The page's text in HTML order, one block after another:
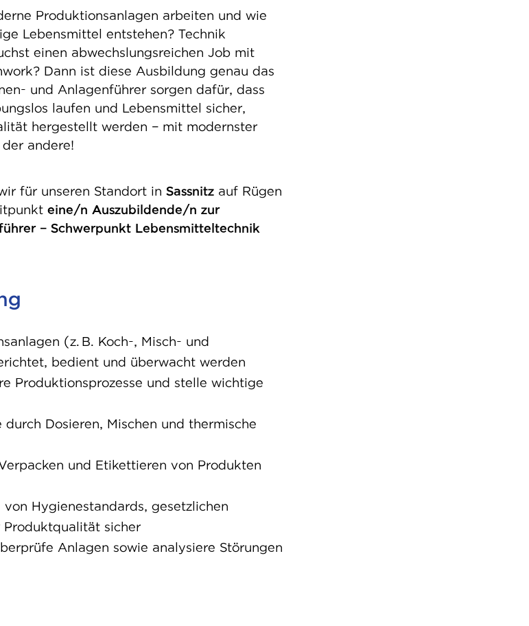
Produktionsanlagen arbeiten und wie
Lebensmittel entstehen? Technik
einen abwechslungsreichen Job mit
Dann ist diese Ausbildung genau das
und Anlagenführer sorgen dafür, dass
laufen und Lebensmittel sicher,
hergestellt werden – mit modernster
andere!
für unseren Standort in Sassnitzauf Rügen
eine/n Auszubildende/n zur
– Schwerpunkt Lebensmitteltechnik
(z.B. Koch-, Misch- und
bedient und überwacht werden
Produktionsprozesse und stelle wichtige
Dosieren, Mischen und thermische
und Etikettieren von Produkten
Hygienestandards, gesetzlichen
sicher
Anlagen sowie analysiere Störungen